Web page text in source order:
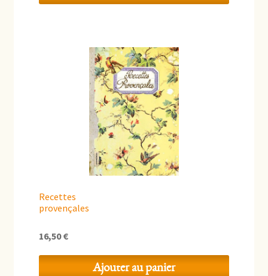
Recettes
provençales
16,50€
Ajouter au panier